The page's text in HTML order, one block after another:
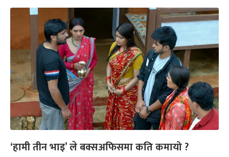
‘हामी तीन भाइ’ ले बक्सअफिसमा कति कमायो ?